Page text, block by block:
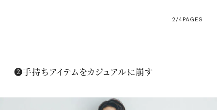
2/4PAGES
❷手持ちアイテムをカジュアルに崩す